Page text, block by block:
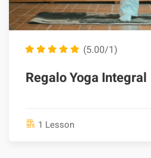
(5.00/1)
Regalo Yoga Integral
1 Lesson